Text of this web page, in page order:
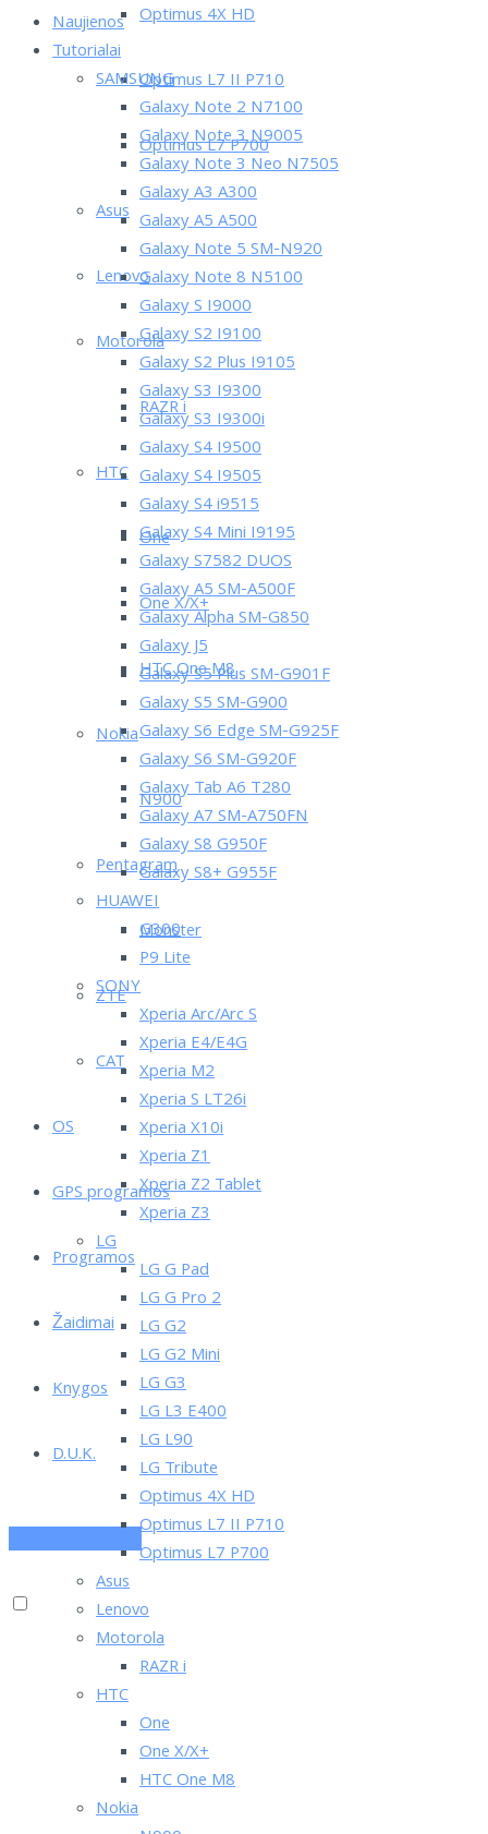
Optimus 4X HD
Optimus L7 II P710
Optimus L7 P700
Asus
Lenovo
Motorola
RAZR i
HTC
One
One X/X+
HTC One M8
Nokia
N900
Pentagram
Monster
ZTE
CAT
OS
GPS programos
Programos
Žaidimai
Knygos
D.U.K.
Naujienos
Tutorialai
SAMSUNG
Galaxy Note 2 N7100
Galaxy Note 3 N9005
Galaxy Note 3 Neo N7505
Galaxy A3 A300
Galaxy A5 A500
Galaxy Note 5 SM-N920
Galaxy Note 8 N5100
Galaxy S I9000
Galaxy S2 I9100
Galaxy S2 Plus I9105
Galaxy S3 I9300
Galaxy S3 I9300i
Galaxy S4 I9500
Galaxy S4 I9505
Galaxy S4 i9515
Galaxy S4 Mini I9195
Galaxy S7582 DUOS
Galaxy A5 SM-A500F
Galaxy Alpha SM-G850
Galaxy J5
Galaxy S5 Plus SM-G901F
Galaxy S5 SM-G900
Galaxy S6 Edge SM-G925F
Galaxy S6 SM-G920F
Galaxy Tab A6 T280
Galaxy A7 SM-A750FN
Galaxy S8 G950F
Galaxy S8+ G955F
HUAWEI
G300
P9 Lite
SONY
Xperia Arc/Arc S
Xperia E4/E4G
Xperia M2
Xperia S LT26i
Xperia X10i
Xperia Z1
Xperia Z2 Tablet
Xperia Z3
LG
LG G Pad
LG G Pro 2
LG G2
LG G2 Mini
LG G3
LG L3 E400
LG L90
LG Tribute
Optimus 4X HD
Optimus L7 II P710
Optimus L7 P700
Asus
Lenovo
Motorola
RAZR i
HTC
One
One X/X+
HTC One M8
Nokia